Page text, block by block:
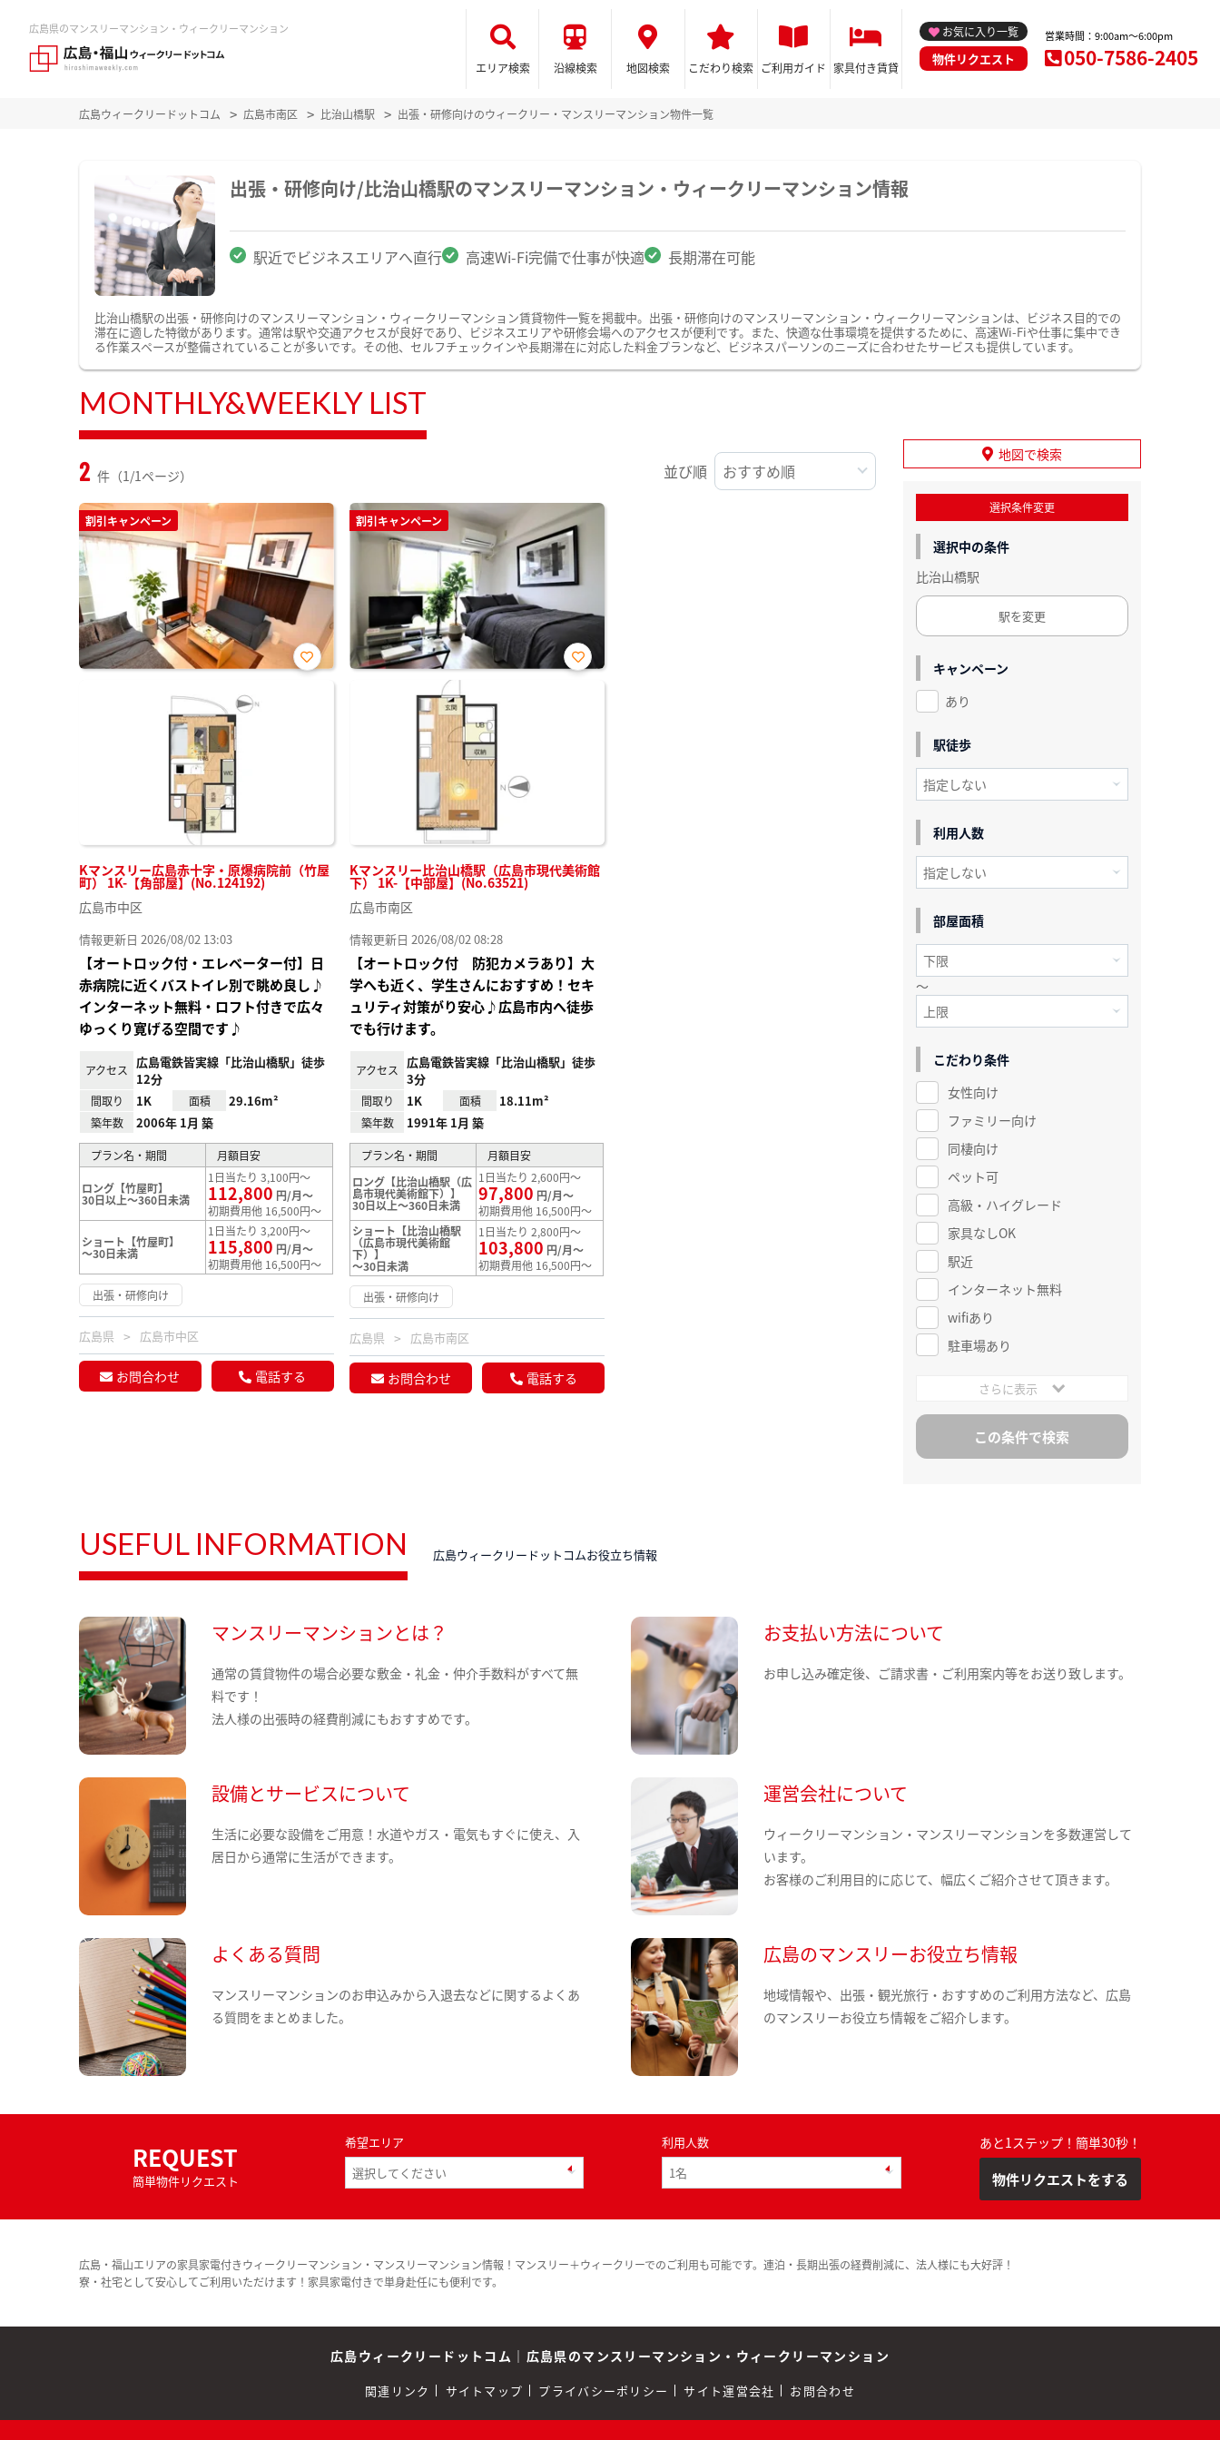
広島県のマンスリーマンション・ウィークリーマンション
エリア検索 沿線検索 地図検索 こだわり検索 ご利用ガイド 家具付き賃貸
お気に入り一覧
物件リクエスト
営業時間：9:00am～6:00pm
050-7586-2405
広島ウィークリードットコム 広島市南区 比治山橋駅 出張・研修向けのウィークリー・マンスリーマンション物件一覧
出張・研修向け/比治山橋駅のマンスリーマンション・ウィークリーマンション情報
駅近でビジネスエリアへ直行 高速Wi-Fi完備で仕事が快適 長期滞在可能
比治山橋駅の出張・研修向けのマンスリーマンション・ウィークリーマンション賃貸物件一覧を掲載中。出張・研修向けのマンスリーマンション・ウィークリーマンションは、ビジネス目的での
滞在に適した特徴があります。通常は駅や交通アクセスが良好であり、ビジネスエリアや研修会場へのアクセスが便利です。また、快適な仕事環境を提供するために、高速Wi-Fiや仕事に集中でき
る作業スペースが整備されていることが多いです。その他、セルフチェックインや長期滞在に対応した料金プランなど、ビジネスパーソンのニーズに合わせたサービスも提供しています。
MONTHLY&WEEKLY LIST
2 件（1/1ページ） 並び順
割引キャンペーン
Kマンスリー広島赤十字・原爆病院前（竹屋
町） 1K-【角部屋】(No.124192)
お気
広島市中区
情報更新日 2026/08/02 13:03
【オートロック付・エレベーター付】日
赤病院に近くバストイレ別で眺め良し♪
インターネット無料・ロフト付きで広々
ゆっくり寛げる空間です♪
アクセス
広島電鉄皆実線「比治山橋駅」徒歩
12分
間取り 1K 面積 29.16m²
築年数 2006年 1月 築
プラン名・期間 月額目安
ロング【竹屋町】
30日以上～360日未満
1日当たり 3,100円～
112,800 円/月～
初期費用他 16,500円～
ショート【竹屋町】
～30日未満
1日当たり 3,200円～
115,800 円/月～
初期費用他 16,500円～
出張・研修向け
広島県 広島市中区
お問合わせ 電話する
割引キャンペーン
Kマンスリー比治山橋駅（広島市現代美術館
下） 1K-【中部屋】(No.63521)
お気
広島市南区
情報更新日 2026/08/02 08:28
【オートロック付 防犯カメラあり】大
学へも近く、学生さんにおすすめ！セキ
ュリティ対策がり安心♪広島市内へ徒歩
でも行けます。
アクセス
広島電鉄皆実線「比治山橋駅」徒歩
3分
間取り 1K 面積 18.11m²
築年数 1991年 1月 築
プラン名・期間
月額目安
ロング【比治山橋駅（広
島市現代美術館下）】
30日以上～360日未満
1日当たり 2,600円～
97,800 円/月～
初期費用他 16,500円～
ショート【比治山橋駅
（広島市現代美術館
下）】
～30日未満
1日当たり 2,800円～
103,800 円/月～
初期費用他 16,500円～
出張・研修向け
広島県 広島市南区
お問合わせ 電話する
地図で検索
選択条件変更
選択中の条件
比治山橋駅
駅を変更
キャンペーン
あり
駅徒歩
利用人数
部屋面積
～
こだわり条件
女性向け
ファミリー向け
同棲向け
ペット可
高級・ハイグレード
家具なしOK
駅近
インターネット無料
wifiあり
駐車場あり
さらに表示
USEFUL INFORMATION 広島ウィークリードットコムお役立ち情報
マンスリーマンションとは？
通常の賃貸物件の場合必要な敷金・礼金・仲介手数料がすべて無
料です！
法人様の出張時の経費削減にもおすすめです。
お支払い方法について
お申し込み確定後、ご請求書・ご利用案内等をお送り致します。
設備とサービスについて
生活に必要な設備をご用意！水道やガス・電気もすぐに使え、入
居日から通常に生活ができます。
運営会社について
ウィークリーマンション・マンスリーマンションを多数運営して
います。
お客様のご利用目的に応じて、幅広くご紹介させて頂きます。
よくある質問
マンスリーマンションのお申込みから入退去などに関するよくあ
る質問をまとめました。
広島のマンスリーお役立ち情報
地域情報や、出張・観光旅行・おすすめのご利用方法など、広島
のマンスリーお役立ち情報をご紹介します。
REQUEST
簡単物件リクエスト
希望エリア 利用人数 あと1ステップ！簡単30秒！
物件リクエストをする
広島・福山エリアの家具家電付きウィークリーマンション・マンスリーマンション情報！マンスリー＋ウィークリーでのご利用も可能です。連泊・長期出張の経費削減に、法人様にも大好評！
寮・社宅として安心してご利用いただけます！家具家電付きで単身赴任にも便利です。
広島ウィークリードットコム ｜ 広島県のマンスリーマンション・ウィークリーマンション
関連リンク サイトマップ プライバシーポリシー サイト運営会社 お問合わせ